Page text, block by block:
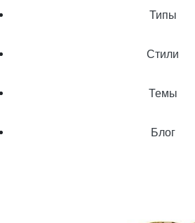
Типы
Стили
Темы
Блог